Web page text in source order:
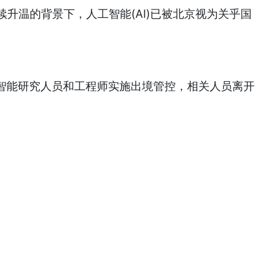
温的背景下，人工智能(AI)已被北京视为关乎国
研究人员和工程师实施出境管控，相关人员离开